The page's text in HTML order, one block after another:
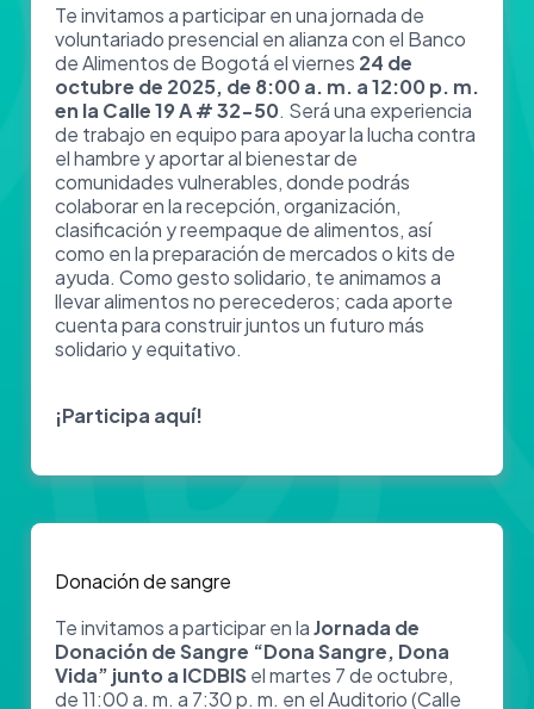
Te invitamos a participar en una jornada de
voluntariado presencial en alianza con el Banco
de Alimentos de Bogotá el viernes 24 de
octubre de 2025, de 8:00 a. m. a 12:00 p. m.
en la Calle 19 A # 32-50. Será una experiencia
de trabajo en equipo para apoyar la lucha contra
el hambre y aportar al bienestar de
comunidades vulnerables, donde podrás
colaborar en la recepción, organización,
clasificación y reempaque de alimentos, así
como en la preparación de mercados o kits de
ayuda. Como gesto solidario, te animamos a
llevar alimentos no perecederos; cada aporte
cuenta para construir juntos un futuro más
solidario y equitativo.
¡Participa aquí!
Donación de sangre
Te invitamos a participar en laJornada de
Donación de Sangre “Dona Sangre, Dona
Vida” junto a ICDBISel martes 7 de octubre,
de 11:00 a. m. a 7:30 p. m. en el Auditorio (Calle